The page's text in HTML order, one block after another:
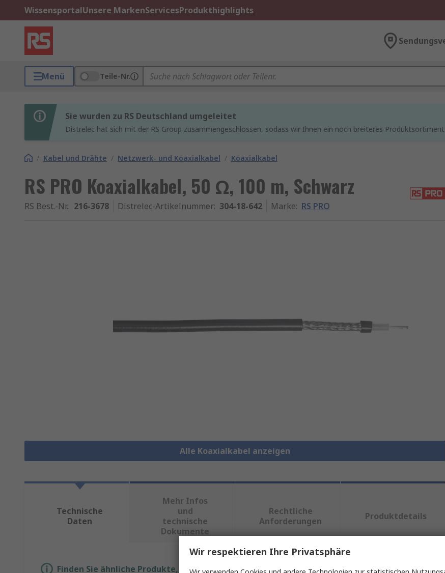
WissensportalUnsere MarkenServicesProdukthighlights
Menü Teile-Nr.
Sie wurden zu RS Deutschland umgeleitet
Distrelec hat sich mit der RS Group zusammengeschlossen, sodass wir Ihnen ein noch breiteres
/ Kabel und Drähte / Netzwerk- und Koaxialkabel / Koaxialkabel
RS PRO Koaxialkabel, 50 Ω, 100 m, Schwarz
RS Best.-Nr.: 216-3678 Distrelec-Artikelnummer: 304-18-642 Marke: RS PRO
Alle Koaxialkabel anzeigen
Technische
Daten
Mehr Infos
und
technische
Dokumente
Rechtliche
Anforderungen
Produktdetails
Finden Sie ähnliche Produkte, indem Sie ein oder mehrere Eigenschaften auswählen.
Wir respektieren Ihre Privatsphäre